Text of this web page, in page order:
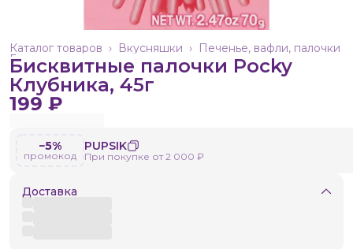
Печенье, вафли, палочки
Вкусняшки ›
Каталог товаров ›
Главная ›
Бисквитные палочки Pocky
Клубника, 45г
199 ₽
−5%
промокод
PUPSIK
При покупке от 2 000 ₽
Доставка